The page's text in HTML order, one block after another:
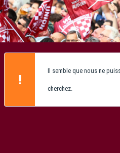
Il semble que nous ne
cherchez.